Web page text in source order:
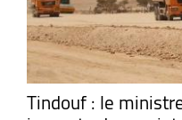
Tindouf : le